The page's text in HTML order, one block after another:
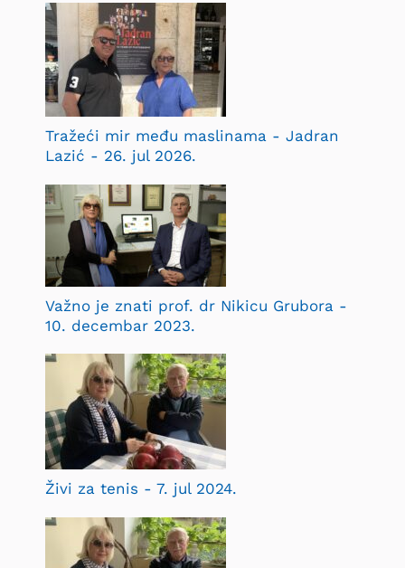
Tražeći mir među maslinama - Jadran
Lazić - 26. jul 2026.
Važno je znati prof. dr Nikicu Grubora -
10. decembar 2023.
Živi za tenis - 7. jul 2024.